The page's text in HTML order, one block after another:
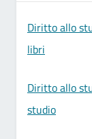
Diritto allo
libri
Diritto allo
studio